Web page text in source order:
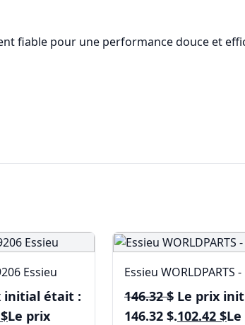
fiable pour une performance douce et
Essieu
initial était :
$Le prix
Essieu WORLDPARTS
146.32$ Le prix
146.32 $.102.42 $